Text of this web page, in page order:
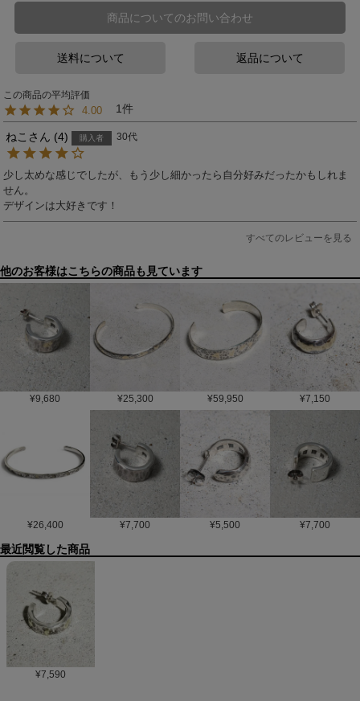
商品についてのお問い合わせ
送料について 返品について
4.00 1
ねこ 4 購入者 30代
少し太めな感じでしたが、もう少し細かったら自分好みだったかもしれま
せん。
デザインは大好きです！
すべてのレビューを見る
他のお客様はこちらの商品も見ています
¥9,680 ¥25,300 ¥59,950 ¥7,150
¥26,400 ¥7,700 ¥5,500 ¥7,700
最近閲覧した商品
¥7,590